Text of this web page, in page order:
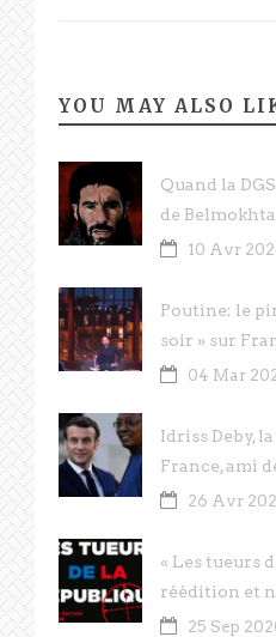
YOU MAY ALSO
Quand la
de
10 Avr
Poutine: le
soir » sur
04 Mar
Idriss Deby,
France, ami
26 Avr
« Les tueurs
réédition et
25 Sep